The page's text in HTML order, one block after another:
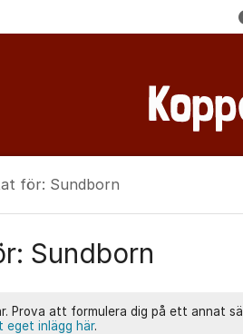
för: Sundborn
Sundborn
Prova att formulera dig på ett annat
eget inlägg här.